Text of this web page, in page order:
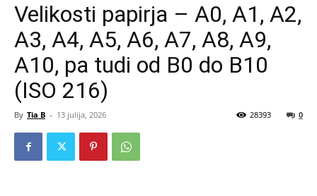
Velikosti papirja – A0, A1, A2,
A3, A4, A5, A6, A7, A8, A9,
A10, pa tudi od B0 do B10
(ISO 216)
By Tia B - 13 julija, 2026 0
28393